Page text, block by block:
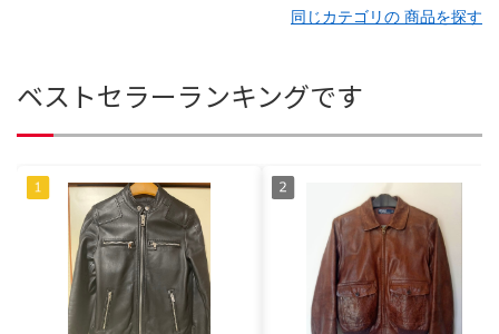
同じカテゴリの 商品を探す
ベストセラーランキングです